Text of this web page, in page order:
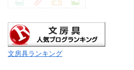
文房具ランキング